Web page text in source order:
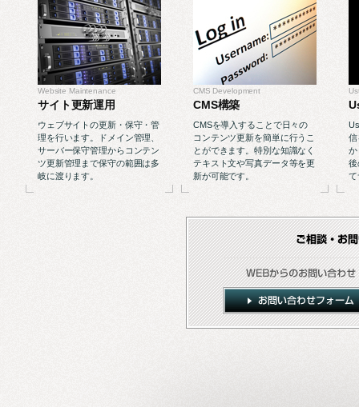
Website Maintenance
サイト更新運用
ウェブサイトの更新・保守・管
理を行います。ドメイン管理、
サーバー保守管理からコンテン
ツ更新管理まで保守の範囲は多
岐に渡ります。
CMS Development
CMS構築
CMSを導入することで日々の
コンテンツ更新を簡単に行うこ
とができます。特別な知識なく
テキスト文や写真データ等を更
新が可能です。
信
か
後
て